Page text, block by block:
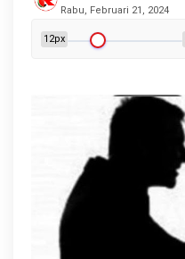
Rabu, Februari 21, 2024
12px